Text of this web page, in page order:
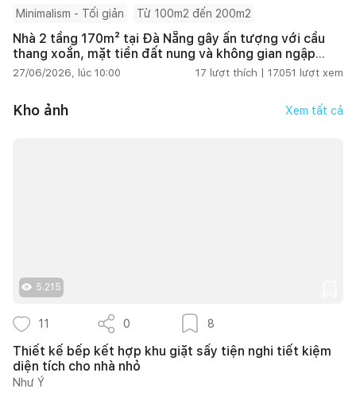
Minimalism - Tối giản Từ 100m2 đến 200m2
Nhà 2 tầng 170m² tại Đà Nẵng gây ấn tượng với cầu
thang xoắn, mặt tiền đất nung và không gian ngập
tràn ánh sáng
27/06/2026, lúc 10:00 17 lượt thích | 17.051 lượt xem
Kho ảnh Xem tất cả
5.215
11 0 8
Thiết kế bếp kết hợp khu giặt sấy tiện nghi tiết kiệm
diện tích cho nhà nhỏ
Như Ý